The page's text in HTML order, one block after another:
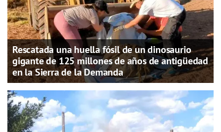
Rescatada una huella fósil de un dinosaurio
gigante de 125 millones de años de antigüedad
en la Sierra de la Demanda